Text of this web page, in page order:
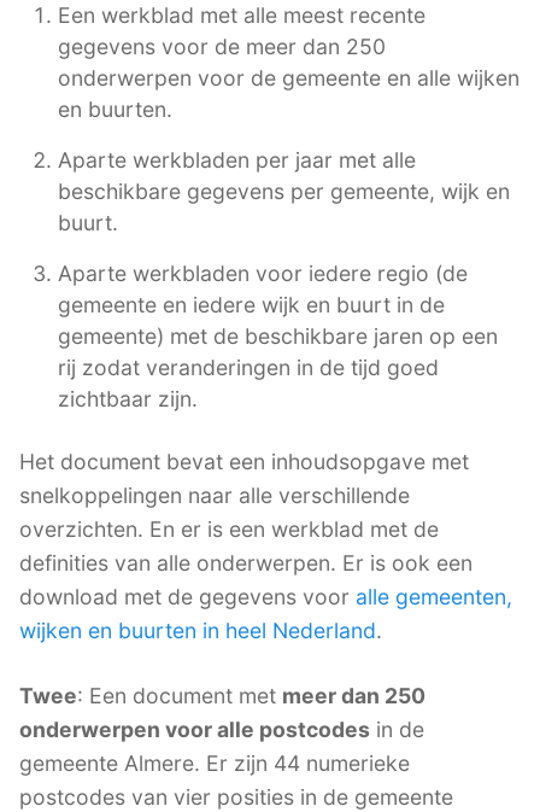
Een werkblad met alle meest recente
gegevens voor de meer dan 250
onderwerpen voor de gemeente en alle wijken
en buurten.
Aparte werkbladen per jaar met alle
beschikbare gegevens per gemeente, wijk en
buurt.
Aparte werkbladen voor iedere regio (de
gemeente en iedere wijk en buurt in de
gemeente) met de beschikbare jaren op een
rij zodat veranderingen in de tijd goed
zichtbaar zijn.
Het document bevat een inhoudsopgave met
snelkoppelingen naar alle verschillende
overzichten. En er is een werkblad met de
definities van alle onderwerpen. Er is ook een
download met de gegevens voor alle gemeenten,
wijken en buurten in heel Nederland.
Twee: Een document met meer dan 250
onderwerpen voor alle postcodes in de
gemeente Almere. Er zijn 44 numerieke
postcodes van vier posities in de gemeente